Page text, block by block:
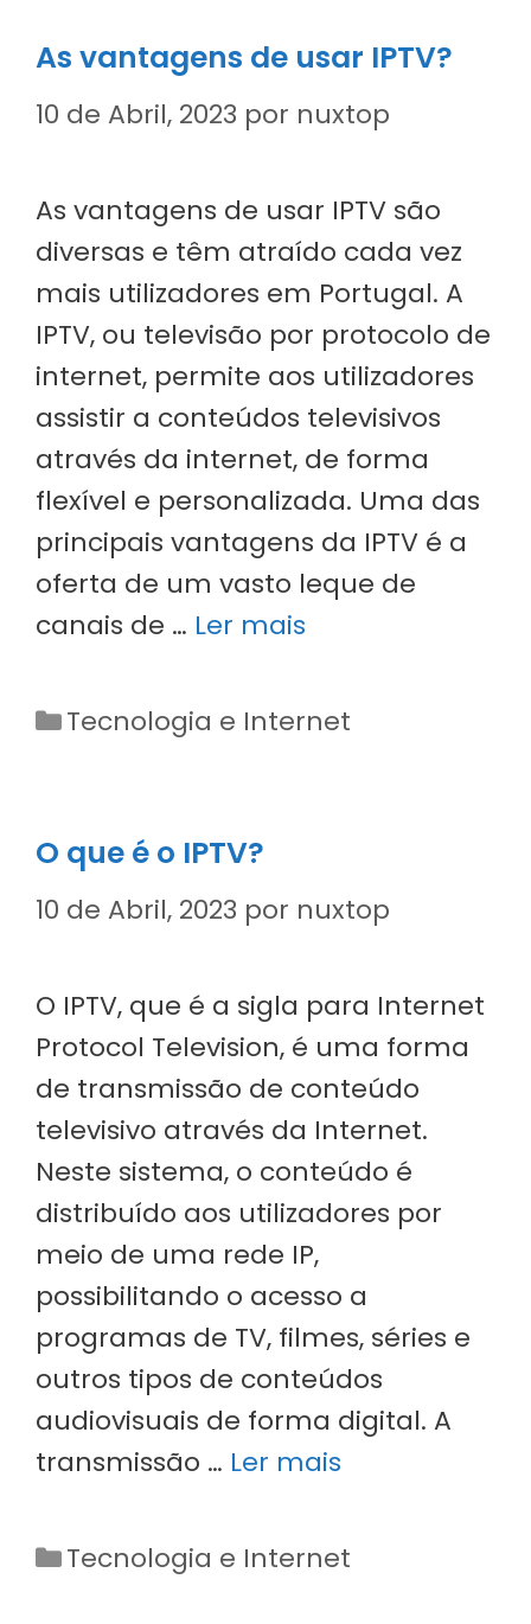
As vantagens de usar IPTV?
10 de Abril, 2023 por nuxtop
As vantagens de usar IPTV são
diversas e têm atraído cada vez
mais utilizadores em Portugal. A
IPTV, ou televisão por protocolo de
internet, permite aos utilizadores
assistir a conteúdos televisivos
através da internet, de forma
flexível e personalizada. Uma das
principais vantagens da IPTV é a
oferta de um vasto leque de
canais de … Ler mais
Categorias
Tecnologia e Internet
O que é o IPTV?
10 de Abril, 2023 por nuxtop
O IPTV, que é a sigla para Internet
Protocol Television, é uma forma
de transmissão de conteúdo
televisivo através da Internet.
Neste sistema, o conteúdo é
distribuído aos utilizadores por
meio de uma rede IP,
possibilitando o acesso a
programas de TV, filmes, séries e
outros tipos de conteúdos
audiovisuais de forma digital. A
transmissão … Ler mais
Categorias
Tecnologia e Internet